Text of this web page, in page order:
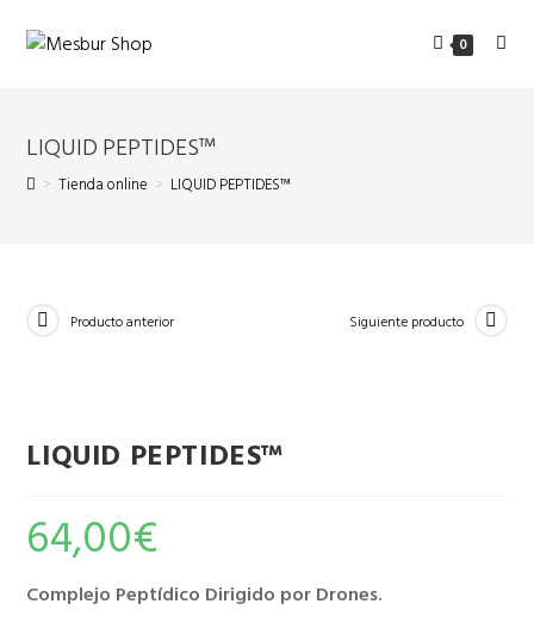
0
LIQUID PEPTIDES™
> Tienda online > LIQUID PEPTIDES™
Producto anterior Siguiente producto
LIQUID PEPTIDES™
64,00€
Complejo Peptídico Dirigido por Drones.